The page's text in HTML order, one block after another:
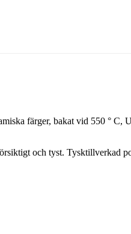
färger, bakat vid 550 ° C,
och tyst. Tysktillverkad